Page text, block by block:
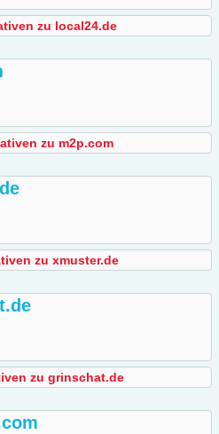
zu local24.de
zu m2p.com
zu xmuster.de
zu grinschat.de